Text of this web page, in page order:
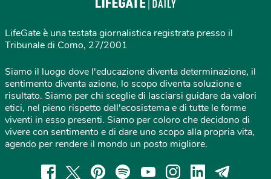
LifeGate è una testata giornalistica registrata presso il
Tribunale di Como, 27/2001
Siamo il luogo dove l'educazione diventa determinazione, il
sentimento diventa azione, lo scopo diventa soluzione e
risultato. Siamo per chi sceglie di lasciarsi guidare da valori
etici, nel pieno rispetto dell'ecosistema e di tutte le forme
viventi in esso presenti. Siamo per coloro che decidono di
vivere con sentimento e di dare uno scopo alla propria vita,
agendo per rendere il mondo un posto migliore.